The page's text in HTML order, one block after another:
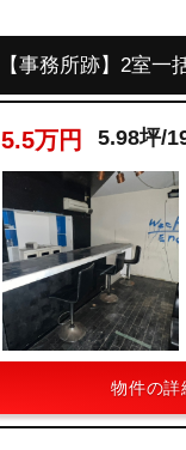
【事務所跡】2室
5.5万円 5.98坪/
物件の詳